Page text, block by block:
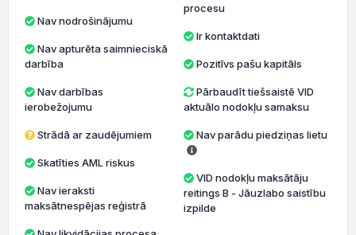
Nav nodrošinājumu
darbība
ierobežojumu
Strādā ar zaudējumiem
Skatīties AML riskus
maksātnespējas reģistrā
procesu
Ir kontaktdati
Pozitīvs pašu kapitāls
Pārbaudīt tiešsaistē VID
aktuālo nodokļu samaksu
Nav parādu piedziņas lietu
VID nodokļu maksātāju
reitings B - Jāuzlabo saistību
izpilde